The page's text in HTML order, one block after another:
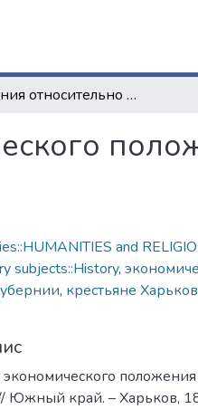
Сведения относительно экономического положения крестьян Харьковской губернии
and
subjects::History,
, крестьяне
Южный край. – Харьков,